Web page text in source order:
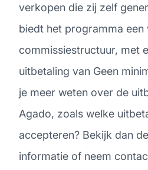
verkopen die zij zelf
biedt het programma een
commissiestructuur, met
uitbetaling van Geen
je meer weten over de
Agado, zoals welke
accepteren? Bekijk dan
informatie of neem